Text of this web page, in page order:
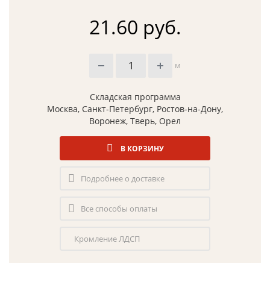
21.60 руб.
м
Складская программа
Москва, Санкт-Петербург, Ростов-на-Дону,
Воронеж, Тверь, Орел
В КОРЗИНУ
Подробнее о доставке
Все способы оплаты
Кромление ЛДСП